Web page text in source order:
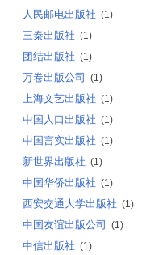
人民邮电出版社 (1)
三秦出版社 (1)
团结出版社 (1)
万卷出版公司 (1)
上海文艺出版社 (1)
中国人口出版社 (1)
中国言实出版社 (1)
新世界出版社 (1)
中国华侨出版社 (1)
西安交通大学出版社 (1)
中国友谊出版公司 (1)
中信出版社 (1)